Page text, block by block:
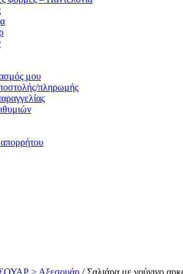
μου
πληρωμής
> Αξεσουάρ /Σαλιάρα με γούνινο